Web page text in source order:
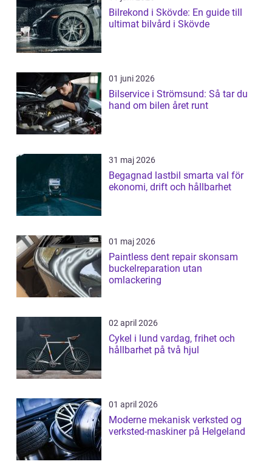
Bilrekond i Skövde: En guide till
ultimat bilvård i Skövde
01 juni 2026
Bilservice i Strömsund: Så tar du
hand om bilen året runt
31 maj 2026
Begagnad lastbil smarta val för
ekonomi, drift och hållbarhet
01 maj 2026
Paintless dent repair skonsam
buckelreparation utan
omlackering
02 april 2026
Cykel i lund vardag, frihet och
hållbarhet på två hjul
01 april 2026
Moderne mekanisk verksted og
verksted-maskiner på Helgeland